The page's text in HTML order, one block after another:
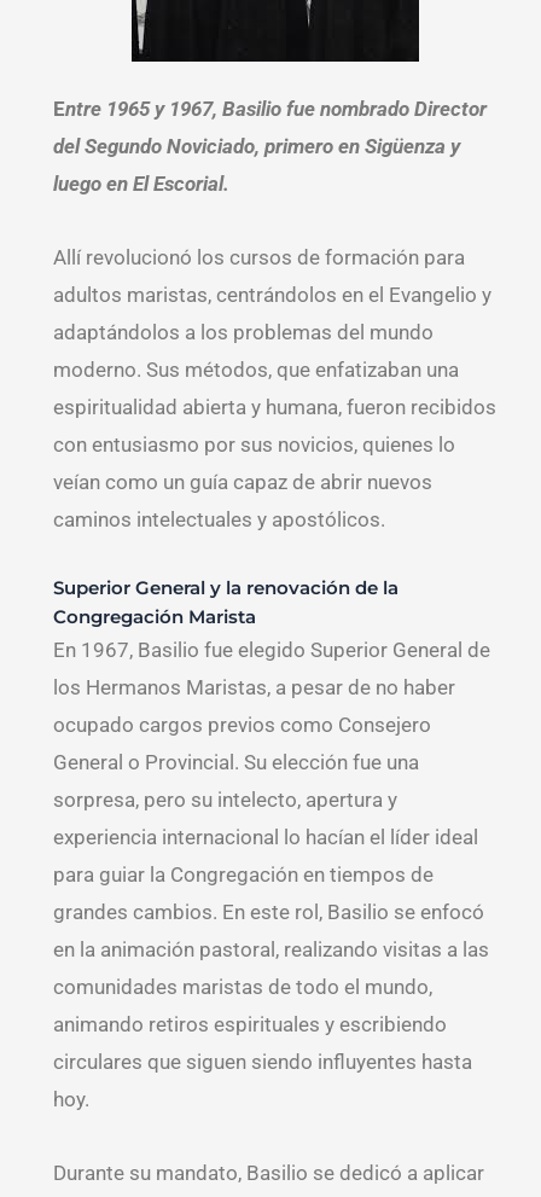
Entre 1965 y 1967, Basilio fue nombrado Director
del Segundo Noviciado, primero en Sigüenza y
luego en El Escorial.
Allí revolucionó los cursos de formación para
adultos maristas, centrándolos en el Evangelio y
adaptándolos a los problemas del mundo
moderno. Sus métodos, que enfatizaban una
espiritualidad abierta y humana, fueron recibidos
con entusiasmo por sus novicios, quienes lo
veían como un guía capaz de abrir nuevos
caminos intelectuales y apostólicos.
Superior General y la renovación de la
Congregación Marista
En 1967, Basilio fue elegido Superior General de
los Hermanos Maristas, a pesar de no haber
ocupado cargos previos como Consejero
General o Provincial. Su elección fue una
sorpresa, pero su intelecto, apertura y
experiencia internacional lo hacían el líder ideal
para guiar la Congregación en tiempos de
grandes cambios. En este rol, Basilio se enfocó
en la animación pastoral, realizando visitas a las
comunidades maristas de todo el mundo,
animando retiros espirituales y escribiendo
circulares que siguen siendo influyentes hasta
hoy.
Durante su mandato, Basilio se dedicó a aplicar